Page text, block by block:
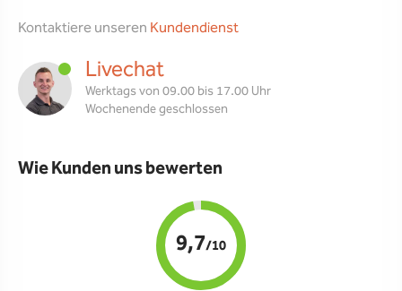
Kontaktiere unseren Kundendienst
Livechat
Werktags von 09.00 bis 17.00 Uhr
Wochenende geschlossen
Wie Kunden uns bewerten
9,7/10